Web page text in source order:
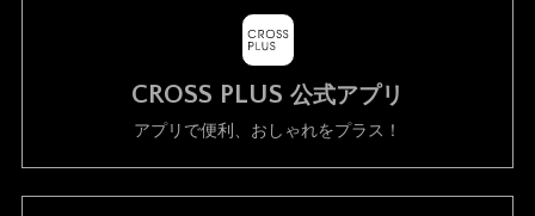
CROSS PLUS 公式アプリ
アプリで便利、おしゃれをプラス！